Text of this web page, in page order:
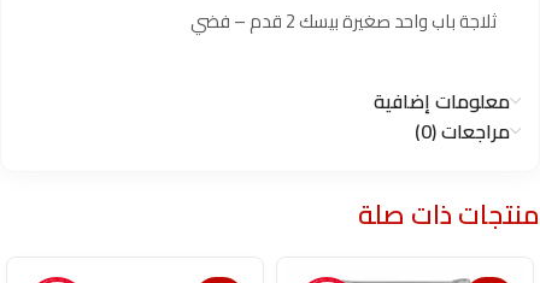
ثلاجة باب واحد صغيرة بيسك 2 قدم – فضي
معلومات إضافية
مراجعات (0)
منتجات ذات صلة